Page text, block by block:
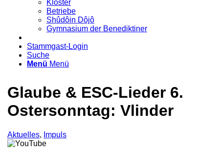
Kloster
Betriebe
Shûdôin Dôjô
Gymnasium der Benediktiner
Stammgast-Login
Suche
Menü Menü
Glaube & ESC-Lieder 6.
Ostersonntag: Vlinder
Aktuelles, Impuls